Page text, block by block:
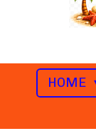
HOME